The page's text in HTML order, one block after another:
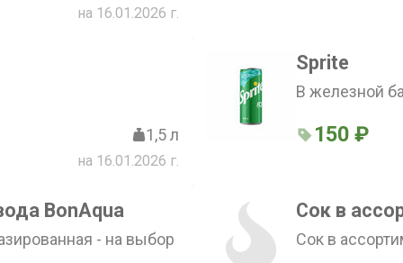
на 16.01.2026 г.
1,5 л
на 16.01.2026 г.
Sprite
В железной
150 ₽
BonAqua
- на выбор
Сок в
Сок в